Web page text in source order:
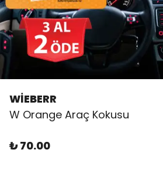
WİEBERR
W Orange Araç Kokusu
₺ 70.00